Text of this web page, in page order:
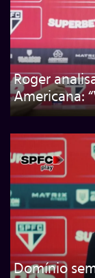
Roger
Americana:
Domínio